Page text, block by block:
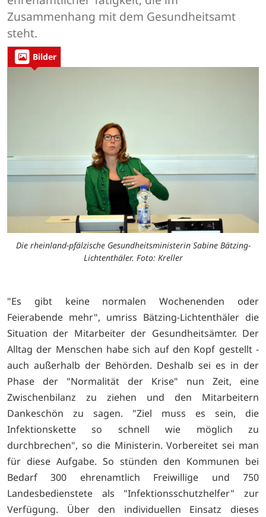
Zusammenhang mit dem Gesundheitsamt
steht.
Bilder
Die rheinland-pfälzische Gesundheitsministerin Sabine Bätzing-
Lichtenthäler. Foto: Kreller
"Es gibt keine normalen Wochenenden oder
Feierabende mehr", umriss Bätzing-Lichtenthäler die
Situation der Mitarbeiter der Gesundheitsämter. Der
Alltag der Menschen habe sich auf den Kopf gestellt -
auch außerhalb der Behörden. Deshalb sei es in der
Phase der "Normalität der Krise" nun Zeit, eine
Zwischenbilanz zu ziehen und den Mitarbeitern
Dankeschön zu sagen. "Ziel muss es sein, die
Infektionskette so schnell wie möglich zu
durchbrechen", so die Ministerin. Vorbereitet sei man
für diese Aufgabe. So stünden den Kommunen bei
Bedarf 300 ehrenamtlich Freiwillige und 750
Landesbedienstete als "Infektionsschutzhelfer" zur
Verfügung. Über den individuellen Einsatz dieses